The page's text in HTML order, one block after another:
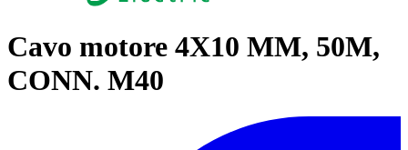
Cavo motore 4X10 MM, 50M,
CONN. M40